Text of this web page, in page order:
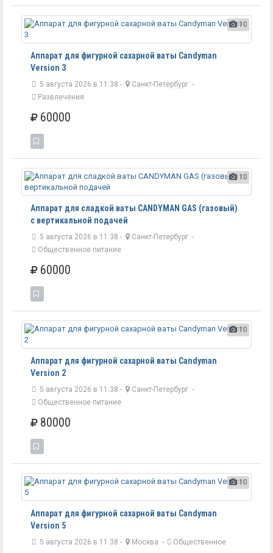
10
Аппарат для фигурной сахарной ваты Candyman
Version 3
5 августа 2026 в 11:38 - Санкт-Петербург -
Развлечения
60000
10
Аппарат для сладкой ваты CANDYMAN GAS (газовый)
с вертикальной подачей
5 августа 2026 в 11:38 - Санкт-Петербург -
Общественное питание
60000
10
Аппарат для фигурной сахарной ваты Candyman
Version 2
5 августа 2026 в 11:38 - Санкт-Петербург -
Общественное питание
80000
10
Аппарат для фигурной сахарной ваты Candyman
Version 5
5 августа 2026 в 11:38 - Москва -
Общественное